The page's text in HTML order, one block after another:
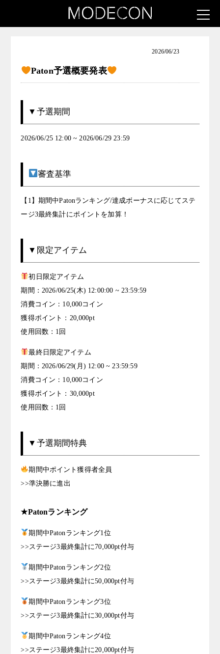
2026/06/23
Paton予選概要発表
▼予選期間
2026/06/25 12:00 ~ 2026/06/29 23:59
審査基準
【1】期間中Patonランキング/達成ボーナスに応じてステ
ージ3最終集計にポイントを加算！
▼限定アイテム
初日限定アイテム
期間：2026/06/25(木) 12:00:00 ~ 23:59:59
消費コイン：10,000コイン
獲得ポイント：20,000pt
使用回数：1回
最終日限定アイテム
期間：2026/06/29(月) 12:00 ~ 23:59:59
消費コイン：10,000コイン
獲得ポイント：30,000pt
使用回数：1回
▼予選期間特典
期間中ポイント獲得者全員
>>準決勝に進出
★Patonランキング
期間中Patonランキング1位
>>ステージ3最終集計に70,000pt付与
期間中Patonランキング2位
>>ステージ3最終集計に50,000pt付与
期間中Patonランキング3位
>>ステージ3最終集計に30,000pt付与
期間中Patonランキング4位
>>ステージ3最終集計に20,000pt付与